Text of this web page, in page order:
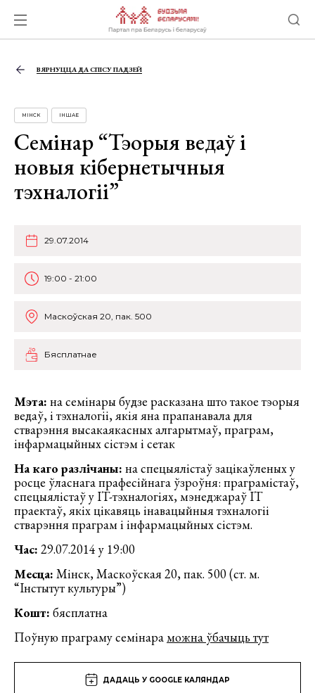
ВЯРНУЦЦА ДА СПІСУ ПАДЗЕЙ
МІНСК ІНШАЕ
Семінар “Тэорыя ведаў і
новыя кібернетычныя
тэхналогіі”
29.07.2014
19:00 - 21:00
Маскоўская 20, пак. 500
Бясплатнае
Мэта: на семінары будзе расказана што такое тэорыя
ведаў, і тэхналогіі, якія яна прапанавала для
стварэння высакаякасных алгарытмаў, праграм,
інфармацыйных сістэм і сетак
На каго разлічаны: на спецыялістаў зацікаўленых у
росце ўласнага прафесійнага ўзроўня: праграмістаў,
спецыялістаў у IT-тэхналогіях, мэнеджараў IT
праектаў, якіх цікавяць інавацыйныя тэхналогіі
стварэння праграм і інфармацыйных сістэм.
Час: 29.07.2014 у 19:00
Месца: Мінск, Маскоўская 20, пак. 500 (ст. м.
“Інстытут культуры”)
Кошт: бясплатна
Поўную праграму семінараможна ўбачыць тут
ДАДАЦЬ У GOOGLE КАЛЯНДАР